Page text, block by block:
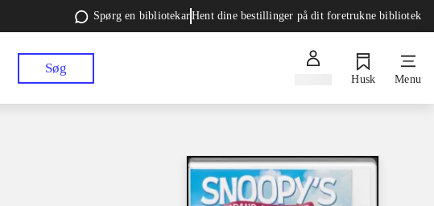
Spørg en bibliotekarHent dine bestillinger på dit foretrukne bibliotek
Søg
Husk Menu